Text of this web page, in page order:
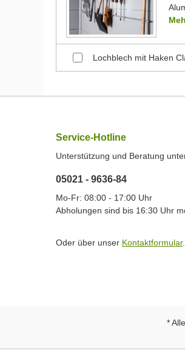
Lochblech mit Haken
Service-Hotline
Unterstützung und Beratung
05021 - 9636-84
Mo-Fr: 08:00 - 17:00 Uhr
Abholungen sind bis 16:30 Uhr
Oder über unser Kontaktformular.
*